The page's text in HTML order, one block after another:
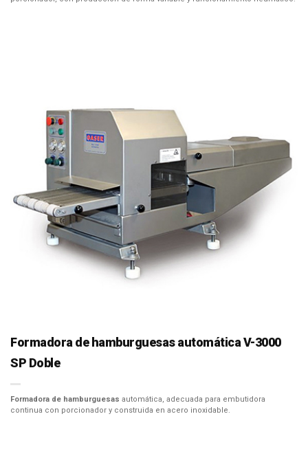
Formadora de hamburguesas automática V-3000
SP Doble
Formadora de hamburguesas automática, adecuada para embutidora
continua con porcionador y construida en acero inoxidable.